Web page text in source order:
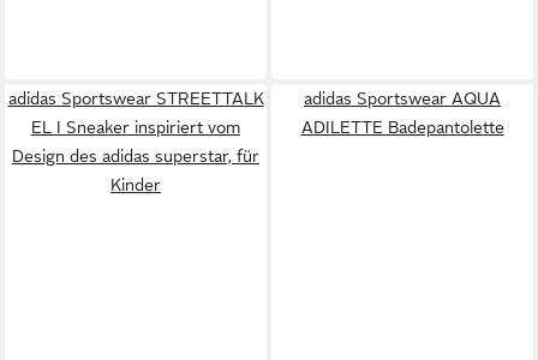
adidas Sportswear STREETTALK
EL I Sneaker inspiriert vom
Design des adidas superstar, für
Kinder
adidas Sportswear AQUA
ADILETTE Badepantolette